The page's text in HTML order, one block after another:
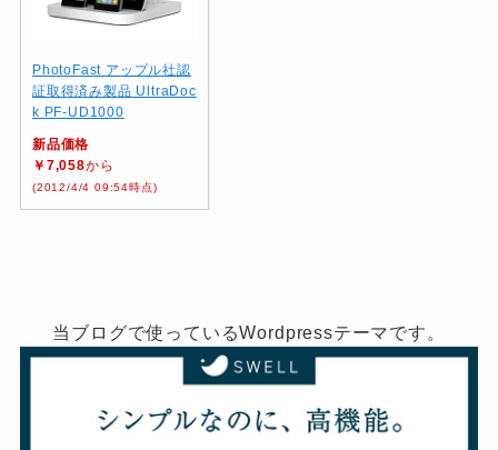
PhotoFast アップル社認
証取得済み製品 UltraDoc
k PF-UD1000
新品価格
￥7,058から
(2012/4/4 09:54時点)
当ブログで使っているWordpressテーマです。